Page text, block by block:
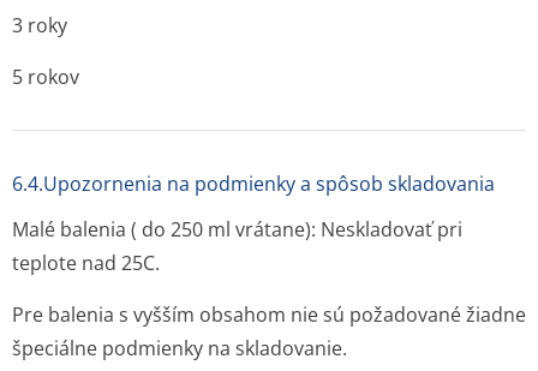
3 roky
5 rokov
6.4.Upozornenia na podmienky a spôsob skladovania
Malé balenia ( do 250 ml vrátane): Neskladovať pri
teplote nad 25C.
Pre balenia s vyšším obsahom nie sú požadované žiadne
špeciálne podmienky na skladovanie.